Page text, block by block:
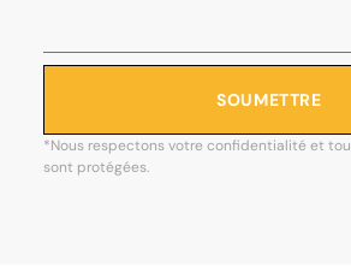
SOUMETTRE
*Nous respectons votre confidentialité et
sont protégées.